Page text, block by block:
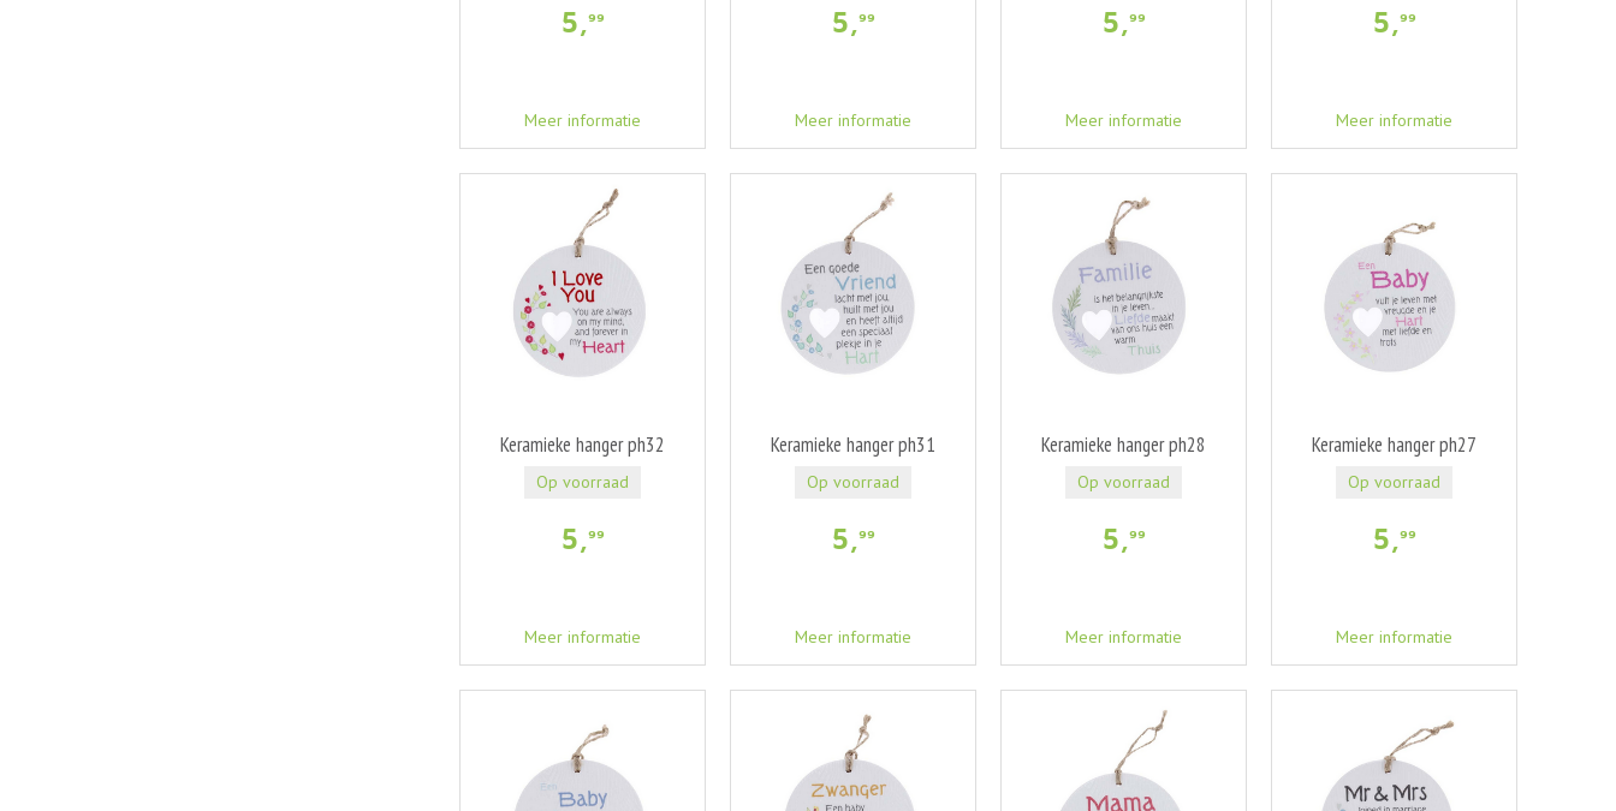
5,99
Meer informatie
5,99
Meer informatie
5,99
Meer informatie
5,99
Meer informatie
Keramieke hanger ph32
5,99
Meer informatie
Op voorraad
Keramieke hanger ph31
5,99
Meer informatie
Op voorraad
Keramieke hanger ph28
5,99
Meer informatie
Op voorraad
Keramieke hanger ph27
5,99
Meer informatie
Op voorraad